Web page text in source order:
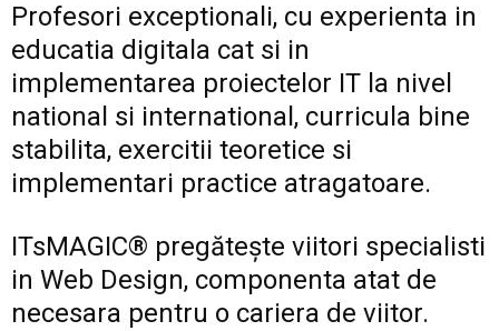
Profesori exceptionali, cu experienta in
educatia digitala cat si in
implementarea proiectelor IT la nivel
national si international, curricula bine
stabilita, exercitii teoretice si
implementari practice atragatoare.
ITsMAGIC® pregăteşte viitori specialisti
in Web Design, componenta atat de
necesara pentru o cariera de viitor.